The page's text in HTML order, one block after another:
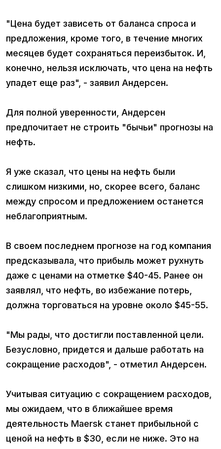
"Цена будет зависеть от баланса спроса и
предложения, кроме того, в течение многих
месяцев будет сохраняться переизбыток. И,
конечно, нельзя исключать, что цена на нефть
упадет еще раз", - заявил Андерсен.
Для полной уверенности, Андерсен
предпочитает не строить "бычьи" прогнозы на
нефть.
Я уже сказал, что цены на нефть были
слишком низкими, но, скорее всего, баланс
между спросом и предложением останется
неблагоприятным.
В своем последнем прогнозе на год компания
предсказывала, что прибыль может рухнуть
даже с ценами на отметке $40-45. Ранее он
заявлял, что нефть, во избежание потерь,
должна торговаться на уровне около $45-55.
"Мы рады, что достигли поставленной цели.
Безусловно, придется и дальше работать на
сокращение расходов", - отметил Андерсен.
Учитывая ситуацию с сокращением расходов,
мы ожидаем, что в ближайшее время
деятельность Maersk станет прибыльной с
ценой на нефть в $30, если не ниже. Это на